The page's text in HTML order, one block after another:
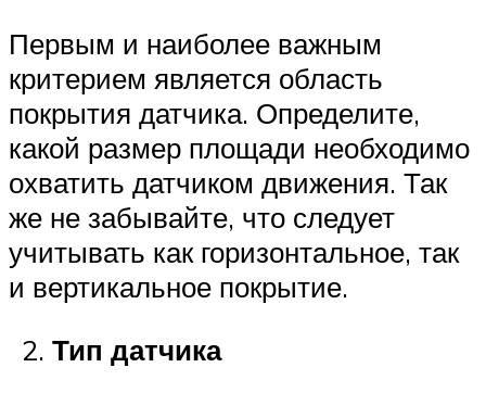
Первым и наиболее важным
критерием является область
покрытия датчика. Определите,
какой размер площади необходимо
охватить датчиком движения. Так
же не забывайте, что следует
учитывать как горизонтальное, так
и вертикальное покрытие.
Тип датчика